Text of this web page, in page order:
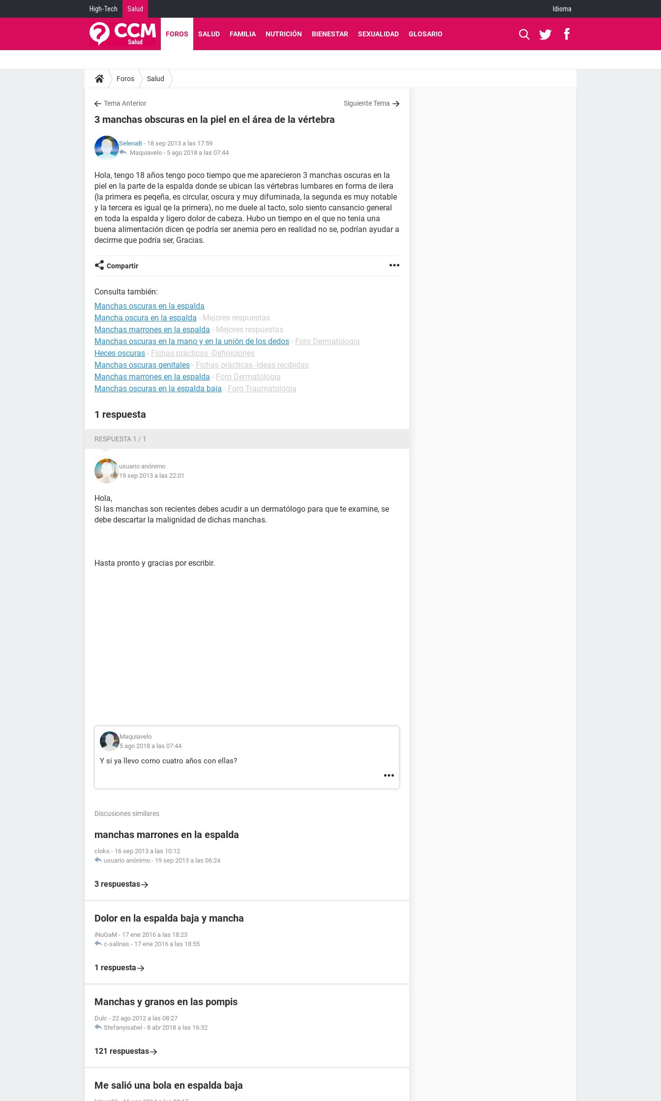
High-Tech Salud Idioma
FOROS SALUD FAMILIA NUTRICIÓN BIENESTAR SEXUALIDAD GLOSARIO
Foros Salud
Tema Anterior Siguiente Tema
3 manchas obscuras en la piel en el área de la vértebra
SelenaB - 18 sep 2013 a las 17:59
Maquiavelo - 5 ago 2018 a las 07:44
Hola, tengo 18 años tengo poco tiempo que me aparecieron 3 manchas oscuras en la
piel en la parte de la espalda donde se ubican las vértebras lumbares en forma de ilera
(la primera es peqeña, es circular, oscura y muy difuminada, la segunda es muy notable
y la tercera es igual qe la primera), no me duele al tacto, solo siento cansancio general
en toda la espalda y ligero dolor de cabeza. Hubo un tiempo en el que no tenia una
buena alimentación dicen qe podría ser anemia pero en realidad no se, podrían ayudar a
decirme que podría ser, Gracias.
Compartir
Consulta también:
Manchas oscuras en la espalda
Mancha oscura en la espalda - Mejores respuestas
Manchas marrones en la espalda - Mejores respuestas
Manchas oscuras en la mano y en la unión de los dedos - Foro Dermatologia
Heces oscuras - Fichas prácticas -Definiciones
Manchas oscuras genitales - Fichas prácticas -Ideas recibidas
Manchas marrones en la espalda - Foro Dermatologia
Manchas oscuras en la espalda baja - Foro Traumatologia
1 respuesta
RESPUESTA 1 / 1
usuario anónimo
19 sep 2013 a las 22:01
Hola,
Si las manchas son recientes debes acudir a un dermatólogo para que te examine, se
debe descartar la malignidad de dichas manchas.
Hasta pronto y gracias por escribir.
Maquiavelo
5 ago 2018 a las 07:44
Y si ya llevo como cuatro años con ellas?
Discusiones similares
manchas marrones en la espalda
cloks - 16 sep 2013 a las 10:12
usuario anónimo - 19 sep 2013 a las 06:24
3 respuestas
Dolor en la espalda baja y mancha
iNuGaM - 17 ene 2016 a las 18:23
c-salinas - 17 ene 2016 a las 18:55
1 respuesta
Manchas y granos en las pompis
Dulc - 22 ago 2012 a las 08:27
Stefanyisabel - 8 abr 2018 a las 16:32
121 respuestas
Me salió una bola en espalda baja